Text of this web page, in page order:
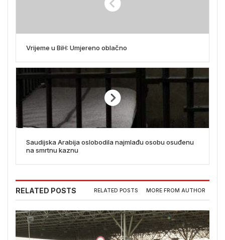
Vrijeme u BiH: Umjereno oblačno
Saudijska Arabija oslobodila najmlađu osobu osuđenu
na smrtnu kaznu
RELATED POSTS RELATED POSTS MORE FROM AUTHOR